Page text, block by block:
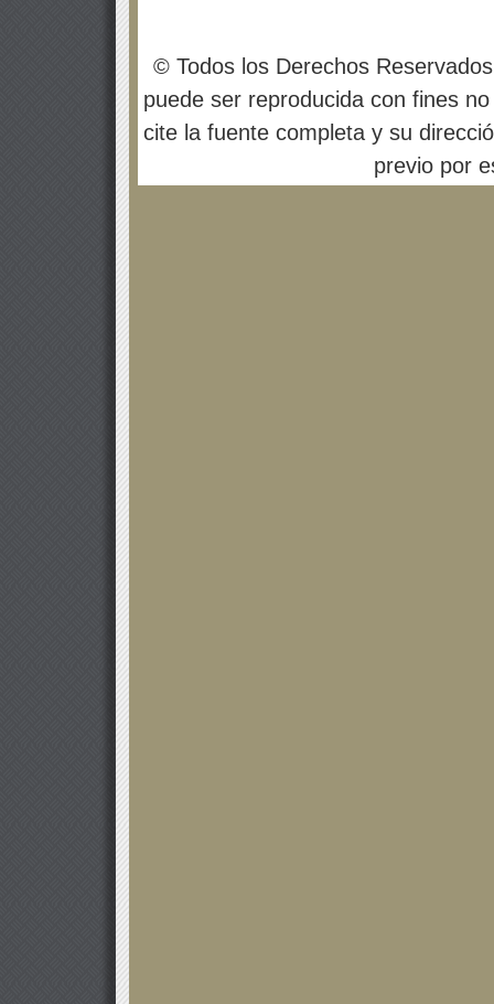
© Todos los Derechos
puede ser reproducida con fines
cite la fuente completa y su
previo por